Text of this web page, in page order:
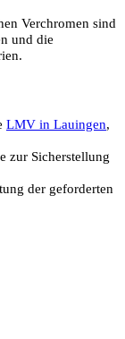
Verchromen sind
und die
LMV in Lauingen,
zur Sicherstellung
der geforderten